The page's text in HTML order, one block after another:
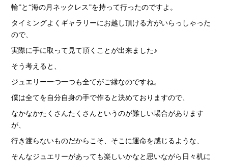
輪”と“海の月ネックレス”を持って行ったのですよ。
タイミングよくギャラリーにお越し頂ける方がいらっしゃった
ので、
実際に手に取って見て頂くことが出来ました♪
そう考えると、
ジュエリー一つ一つも全てがご縁なのですね。
僕は全てを自分自身の手で作ると決めておりますので、
なかなかたくさんたくさんというのが難しい場合があります
が、
行き渡らないものだからこそ、そこに運命を感じるような、
そんなジュエリーがあっても楽しいかなと思いながら日々机に